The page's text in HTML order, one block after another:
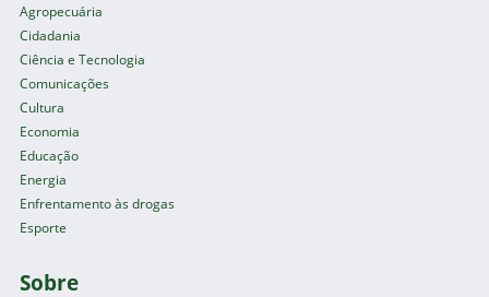
Agropecuária
Cidadania
Ciência e Tecnologia
Comunicações
Cultura
Economia
Educação
Energia
Enfrentamento às drogas
Esporte
Sobre